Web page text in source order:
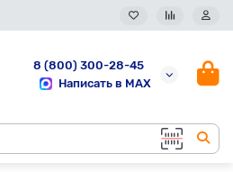
8 (800) 300-28-45
Написать в MAX